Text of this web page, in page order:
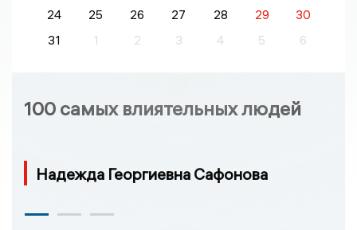
24 25 26 27 28 29
30
31
1 2 3 4 5 6
100 самых влиятельных людей
Надежда Георгиевна Сафонова